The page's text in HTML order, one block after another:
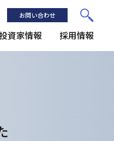
お問い合わせ
資家情報 採用情報